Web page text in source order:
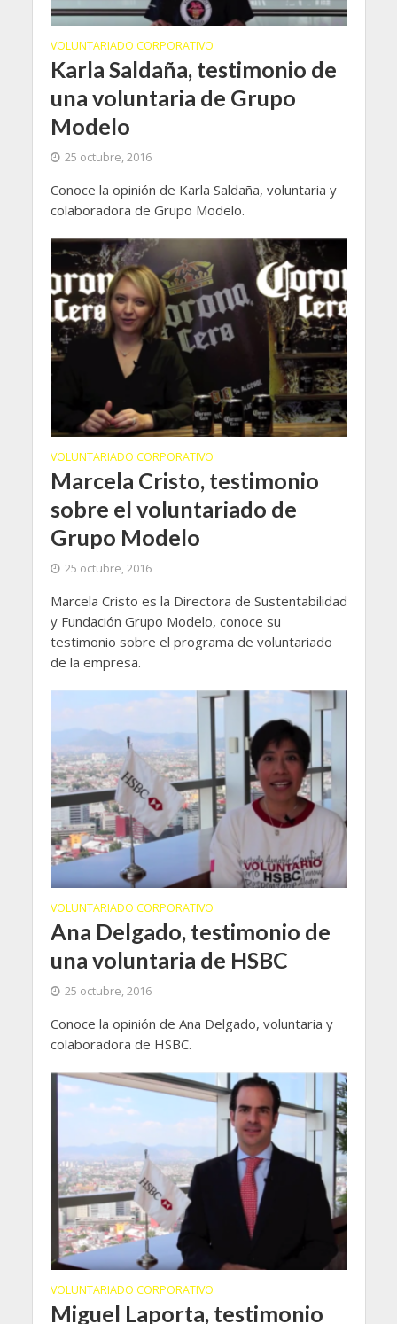
VOLUNTARIADO CORPORATIVO
Karla Saldaña, testimonio de
una voluntaria de Grupo
Modelo
25 octubre, 2016
Conoce la opinión de Karla Saldaña, voluntaria y
colaboradora de Grupo Modelo.
VOLUNTARIADO CORPORATIVO
Marcela Cristo, testimonio
sobre el voluntariado de
Grupo Modelo
25 octubre, 2016
Marcela Cristo es la Directora de Sustentabilidad
y Fundación Grupo Modelo, conoce su
testimonio sobre el programa de voluntariado
de la empresa.
VOLUNTARIADO CORPORATIVO
Ana Delgado, testimonio de
una voluntaria de HSBC
25 octubre, 2016
Conoce la opinión de Ana Delgado, voluntaria y
colaboradora de HSBC.
VOLUNTARIADO CORPORATIVO
Miguel Laporta, testimonio